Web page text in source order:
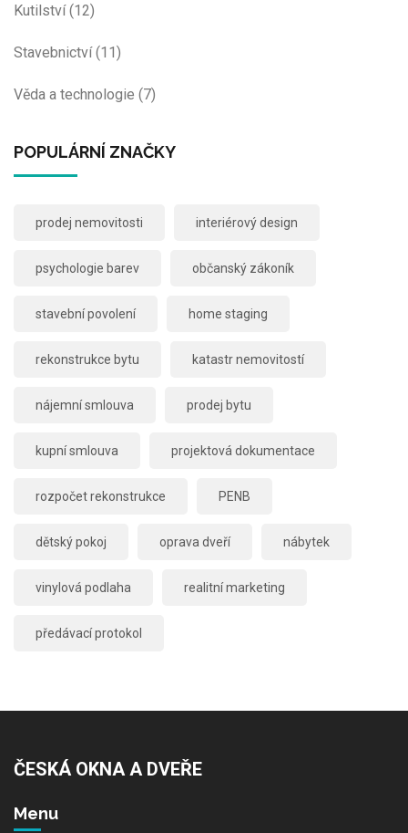
Kutilství(12)
Stavebnictví(11)
Věda a technologie (7)
POPULÁRNÍ ZNAČKY
prodej nemovitosti interiérový design
psychologie barev občanský zákoník
stavební povolení home staging
rekonstrukce bytu katastr nemovitostí
nájemní smlouva prodej bytu
kupní smlouva projektová dokumentace
rozpočet rekonstrukce PENB
dětský pokoj oprava dveří nábytek
vinylová podlaha realitní marketing
předávací protokol
ČESKÁ OKNA A DVEŘE
Menu